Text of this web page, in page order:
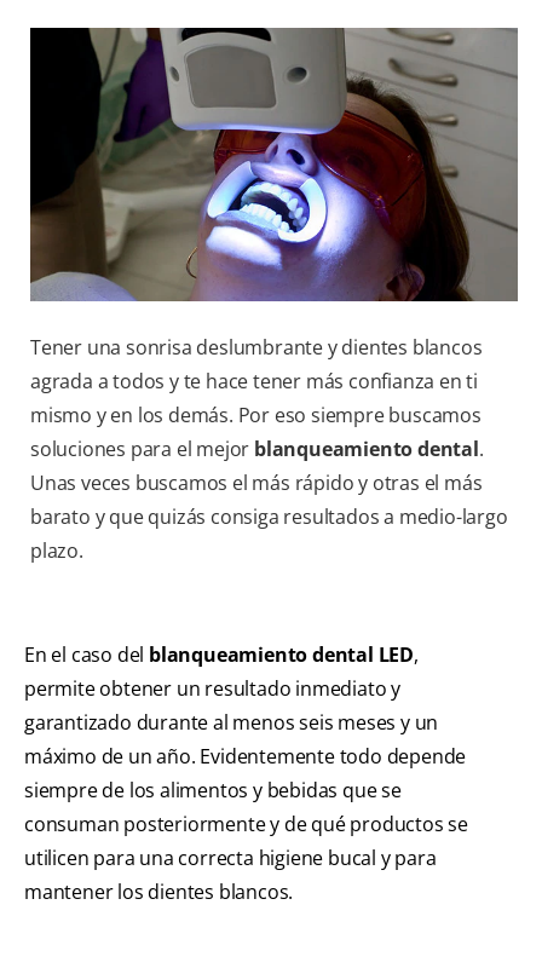
PROMOCIONES
PARA PROFESIONALES
ES (ES)
SUSCRÍBETE
Tener una sonrisa deslumbrante y dientes blancos
agrada a todos y te hace tener más confianza en ti
mismo y en los demás. Por eso siempre buscamos
soluciones para el mejor blanqueamiento dental.
Unas veces buscamos el más rápido y otras el más
barato y que quizás consiga resultados a medio-largo
plazo.
En el caso del blanqueamiento dental LED,
permite obtener un resultado inmediato y
garantizado durante al menos seis meses y un
máximo de un año. Evidentemente todo depende
siempre de los alimentos y bebidas que se
consuman posteriormente y de qué productos se
utilicen para una correcta higiene bucal y para
mantener los dientes blancos.